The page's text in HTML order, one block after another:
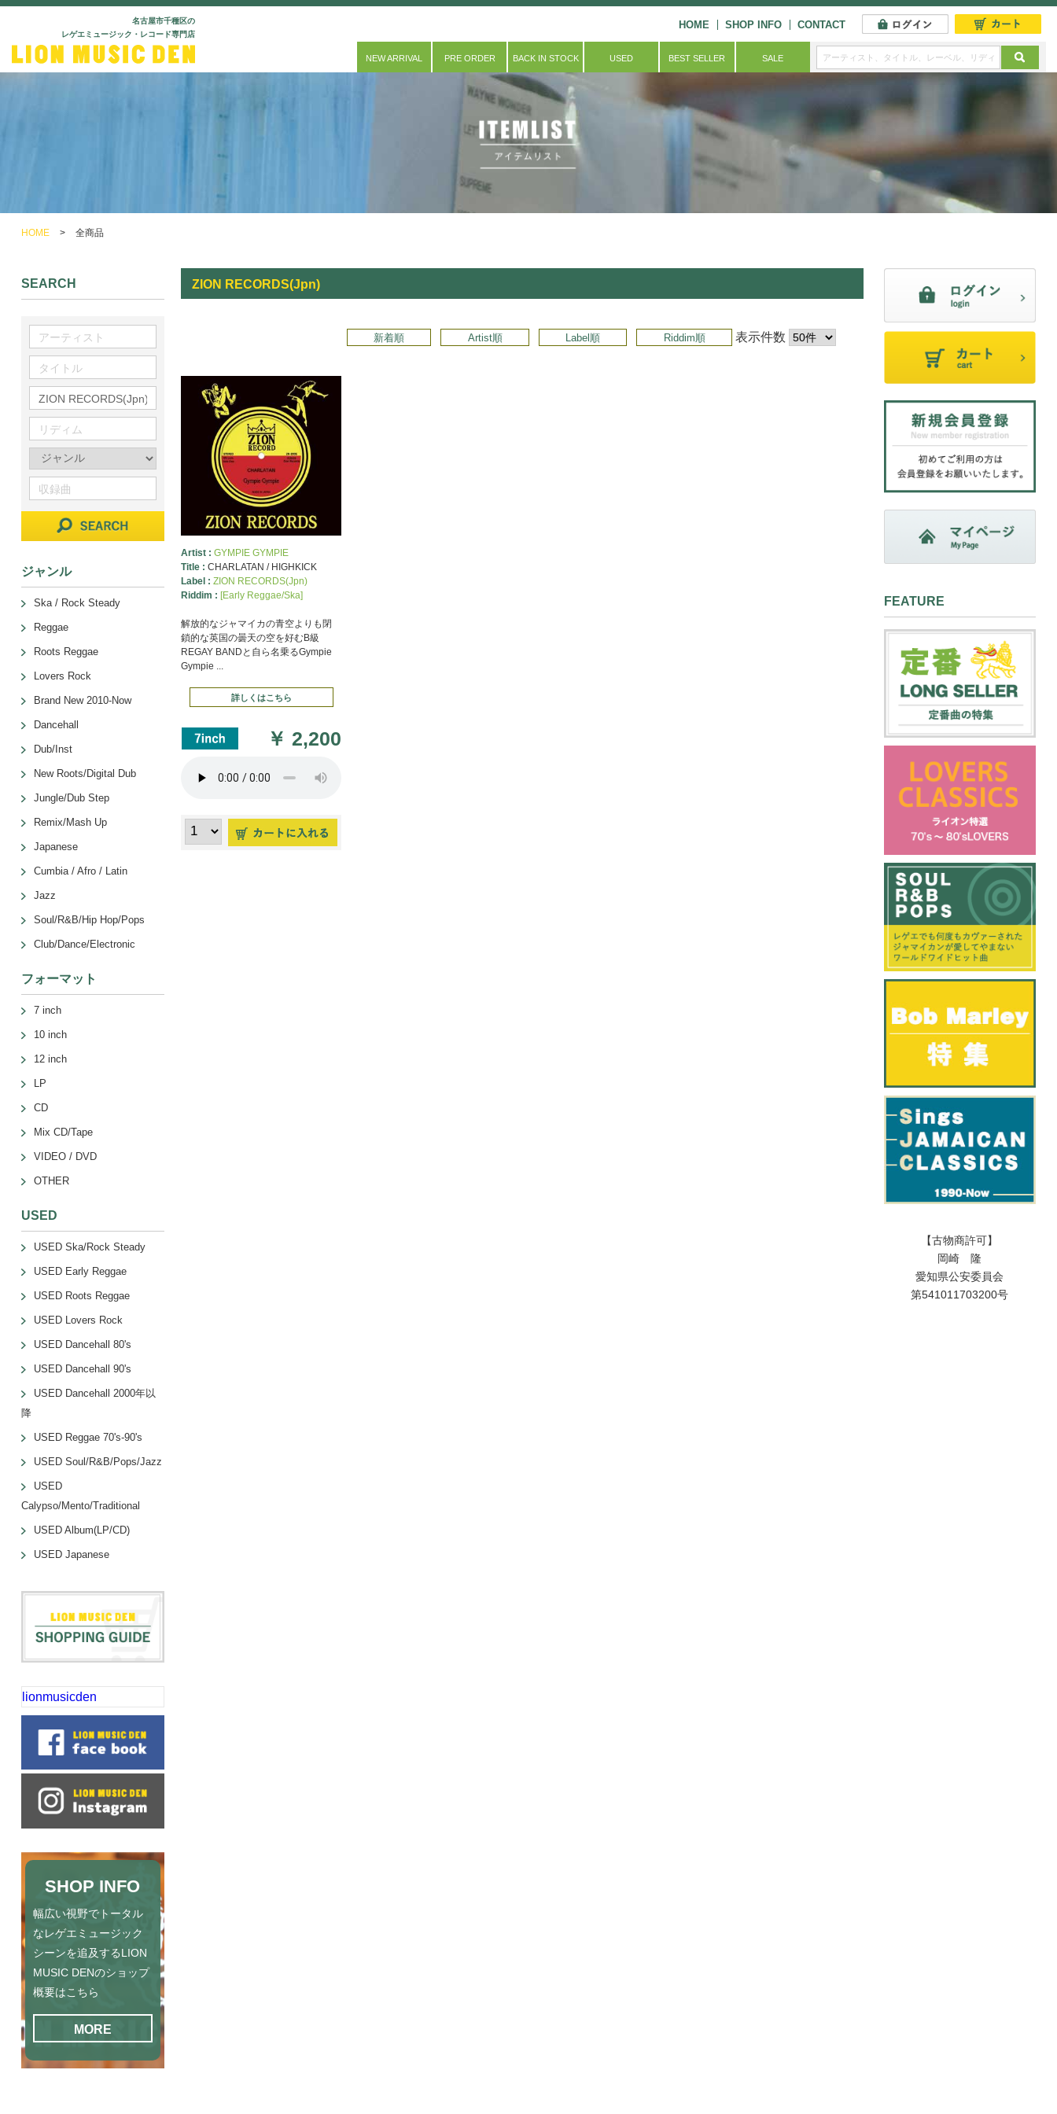
名古屋市千種区の
レゲエミュージック・レコード専門店
HOME SHOP INFO CONTACT
NEW ARRIVAL PRE ORDER BACK IN STOCK USED BEST SELLER SALE
HOME > 全商品
ZION RECORDS(Jpn)
新着順 Artist順 Label順 Riddim順 表示件数
Artist :GYMPIE GYMPIE
Title :CHARLATAN / HIGHKICK
Label :ZION RECORDS(Jpn)
Riddim : [Early Reggae/Ska]
解放的なジャマイカの青空よりも閉
鎖的な英国の曇天の空を好むB級
REGAY BANDと自ら名乗るGympie
Gympie ...
詳しくはこちら
￥2,200
SEARCH
ジャンル
Ska / Rock Steady
Reggae
Roots Reggae
Lovers Rock
Brand New 2010-Now
Dancehall
Dub/Inst
New Roots/Digital Dub
Jungle/Dub Step
Remix/Mash Up
Japanese
Cumbia / Afro / Latin
Jazz
Soul/R&B/Hip Hop/Pops
Club/Dance/Electronic
フォーマット
7 inch
10 inch
12 inch
LP
CD
Mix CD/Tape
VIDEO / DVD
OTHER
USED
USED Ska/Rock Steady
USED Early Reggae
USED Roots Reggae
USED Lovers Rock
USED Dancehall 80's
USED Dancehall 90's
USED Dancehall 2000年以
降
USED Reggae 70's-90's
USED Soul/R&B/Pops/Jazz
USED
Calypso/Mento/Traditional
USED Album(LP/CD)
USED Japanese
lionmusicden
SHOP INFO
幅広い視野でトータル
なレゲエミュージック
シーンを追及するLION
MUSIC DENのショップ
概要はこちら
MORE
FEATURE
【古物商許可】
岡崎 隆
愛知県公安委員会
第541011703200号